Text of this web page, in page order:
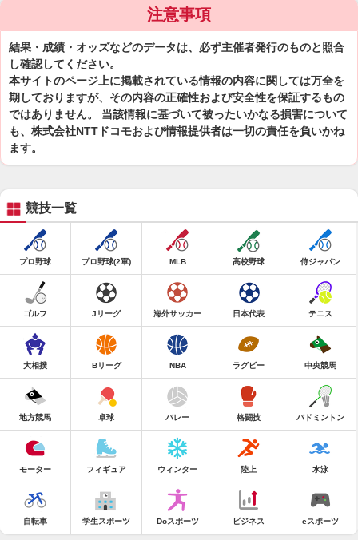
注意事項
結果・成績・オッズなどのデータは、必ず主催者発行のものと照合
し確認してください。
本サイトのページ上に掲載されている情報の内容に関しては万全を
期しておりますが、その内容の正確性および安全性を保証するもの
ではありません。 当該情報に基づいて被ったいかなる損害について
も、株式会社NTTドコモおよび情報提供者は一切の責任を負いかね
ます。
競技一覧
プロ野球 プロ野球(2軍) MLB 高校野球 侍ジャパン
ゴルフ Jリーグ 海外サッカー 日本代表 テニス
大相撲 Bリーグ NBA ラグビー 中央競馬
地方競馬 卓球 バレー 格闘技 バドミントン
モーター フィギュア ウィンター 陸上 水泳
自転車 学生スポーツ Doスポーツ ビジネス eスポーツ